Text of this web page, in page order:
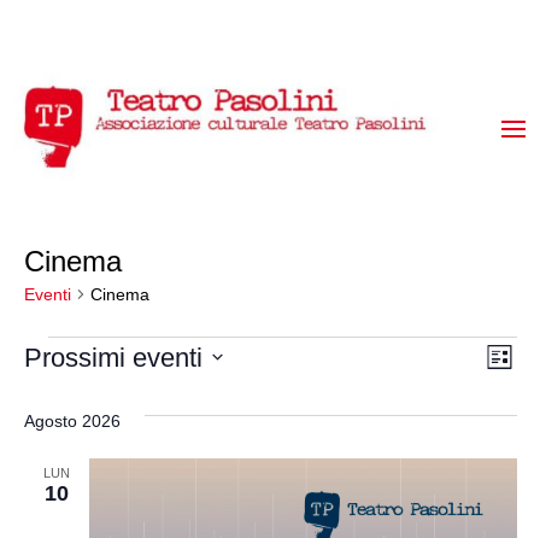
Cinema
Eventi Cinema
Eventi Lista
Prossimi eventi
la
Agosto 2026
LUN
10